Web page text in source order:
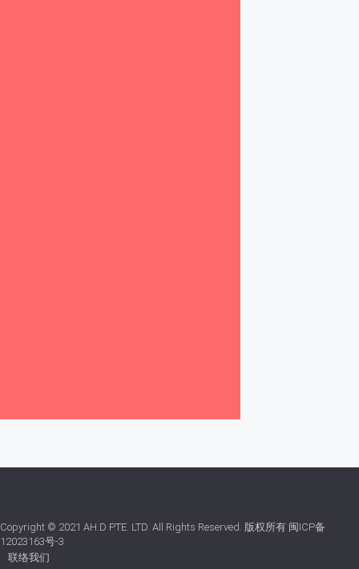
Copyright © 2021 AH.D PTE. LTD. All Rights Reserved. 版权所有 闽ICP备
12023163号-3
联络我们